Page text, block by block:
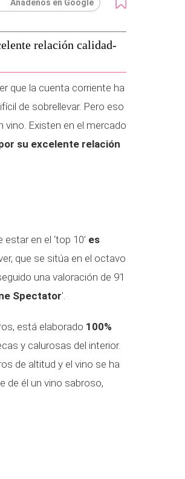
Añádenos en Google
relación calidad-
que la cuenta corriente ha
de sobrellevar. Pero eso
vino. Existen en el mercado
su excelente relación
en el ‘top 10’ es
que se sitúa en el octavo
una valoración de 91
Spectator'.
está elaborado 100%
y calurosas del interior.
de altitud y el vino se ha
de él un vino sabroso,